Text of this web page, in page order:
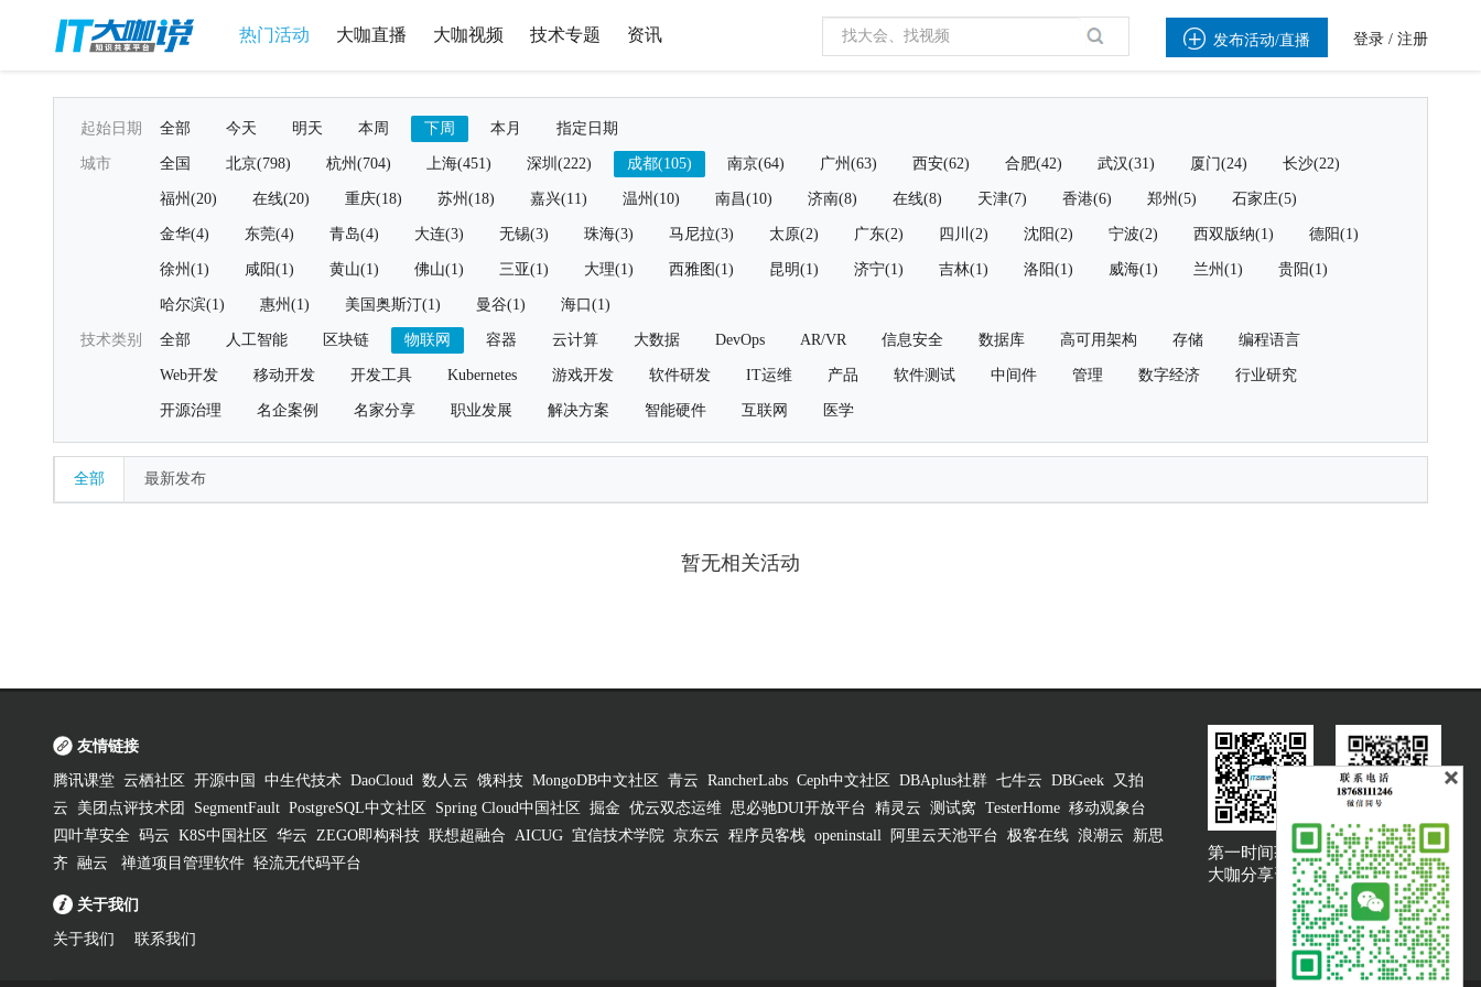
热门活动 大咖直播 大咖视频 技术专题 资讯  发布活动/直播 登录 / 注册
起始日期 全部 今天 明天 本周 下周 本月 指定日期
城市 全国 北京(798) 杭州(704) 上海(451) 深圳(222) 成都(105) 南京(64) 广州(63) 西安(62) 合肥(42) 武汉(31) 厦门(24) 长沙(22)
福州(20) 在线(20) 重庆(18) 苏州(18) 嘉兴(11) 温州(10) 南昌(10) 济南(8) 在线(8) 天津(7) 香港(6) 郑州(5) 石家庄(5)
金华(4) 东莞(4) 青岛(4) 大连(3) 无锡(3) 珠海(3) 马尼拉(3) 太原(2) 广东(2) 四川(2) 沈阳(2) 宁波(2) 西双版纳(1) 德阳(1)
徐州(1) 咸阳(1) 黄山(1) 佛山(1) 三亚(1) 大理(1) 西雅图(1) 昆明(1) 济宁(1) 吉林(1) 洛阳(1) 威海(1) 兰州(1) 贵阳(1)
哈尔滨(1) 惠州(1) 美国奥斯汀(1) 曼谷(1) 海口(1)
技术类别 全部 人工智能 区块链 物联网 容器 云计算 大数据 DevOps AR/VR 信息安全 数据库 高可用架构 存储 编程语言
Web开发 移动开发 开发工具 Kubernetes 游戏开发 软件研发 IT运维 产品 软件测试 中间件 管理 数字经济 行业研究
开源治理 名企案例 名家分享 职业发展 解决方案 智能硬件 互联网 医学
全部 最新发布
暂无相关活动
友情链接
腾讯课堂 云栖社区 开源中国 中生代技术 DaoCloud 数人云 饿科技 MongoDB中文社区 青云 RancherLabs Ceph中文社区 DBAplus社群 七牛云 DBGeek
又拍
云
美团点评技术团 SegmentFault PostgreSQL中文社区 Spring Cloud中国社区 掘金 优云双态运维 思必驰DUI开放平台 精灵云 测试窝 TesterHome 移动观象台
四叶草安全 码云 K8S中国社区 华云 ZEGO即构科技 联想超融合 AICUG 宜信技术学院 京东云 程序员客栈 openinstall 阿里云天池平台 极客在线 浪潮云
新思
齐 融云 禅道项目管理软件 轻流无代码平台
关于我们
关于我们 联系我们
第一时间获取
大咖分享资讯
大咖说吐槽客服